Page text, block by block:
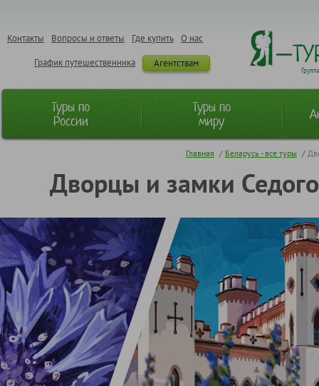
О нас
Где купить
Вопросы и ответы
Контакты
Агентствам
График путешественника
Туры по
России
Туры по
миру
Главная / Беларусь - все туры /
Дворцы и замки